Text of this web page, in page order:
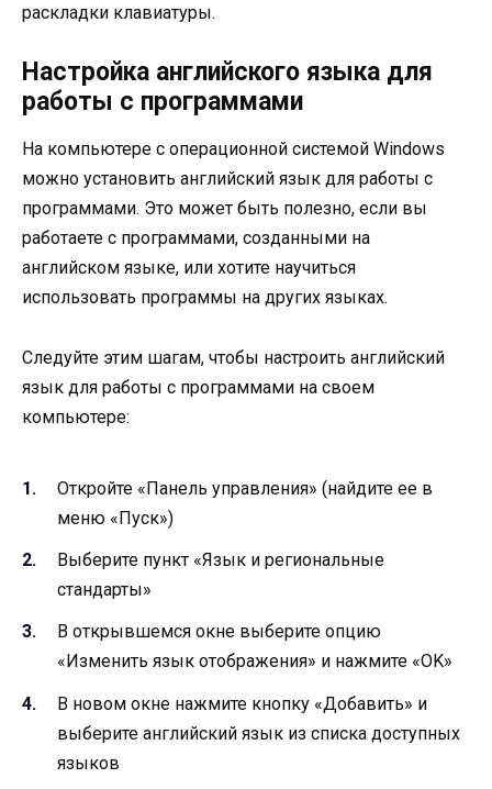
раскладки клавиатуры.
Настройка английского языка для
работы с программами
На компьютере с операционной системой Windows
можно установить английский язык для работы с
программами. Это может быть полезно, если вы
работаете с программами, созданными на
английском языке, или хотите научиться
использовать программы на других языках.
Следуйте этим шагам, чтобы настроить английский
язык для работы с программами на своем
компьютере:
Откройте «Панель управления» (найдите ее в
меню «Пуск»)
Выберите пункт «Язык и региональные
стандарты»
В открывшемся окне выберите опцию
«Изменить язык отображения» и нажмите «OK»
В новом окне нажмите кнопку «Добавить» и
выберите английский язык из списка доступных
языков